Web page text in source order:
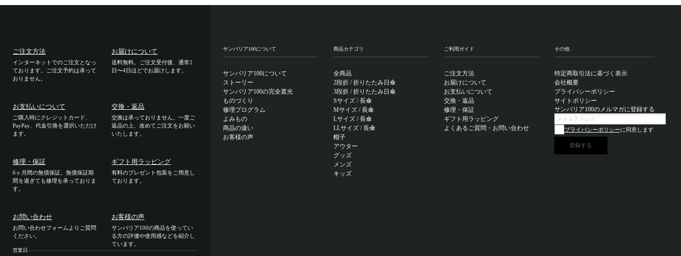
ご注文方法
インターネットでのご注文となっ
ております。ご注文予約は承って
おりません。
お届けについて
送料無料。ご注文受付後、通常2
日〜4日ほどでお届けします。
お支払いについて
ご購入時にクレジットカード、
PayPay、代金引換を選択いただけ
ます。
交換・返品
交換は承っておりません。一度ご
返品の上、改めてご注文をお願い
いたします。
修理・保証
6ヶ月間の無償保証。無償保証期
間を過ぎても修理を承っておりま
す。
ギフト用ラッピング
有料のプレゼント包装をご用意し
ております。
お問い合わせ
お問い合わせフォームよりご質問
ください。
お客様の声
サンバリア100の商品を使ってい
る方の評価や使用感などを紹介し
ています。
営業日
サンバリア100について
サンバリア100について
ストーリー
サンバリア100の完全遮光
ものづくり
修理プログラム
よみもの
商品の違い
お客様の声
商品カテゴリ
全商品
2段折 / 折りたたみ日傘
3段折 / 折りたたみ日傘
Sサイズ / 長傘
Mサイズ / 長傘
Lサイズ / 長傘
LLサイズ / 長傘
帽子
アウター
グッズ
メンズ
キッズ
ご利用ガイド
ご注文方法
お届けについて
お支払いについて
交換・返品
修理・保証
ギフト用ラッピング
よくあるご質問・お問い合わせ
その他
特定商取引法に基づく表示
会社概要
プライバシーポリシー
サイトポリシー
サンバリア100のメルマガに登録する
プライバシーポリシーに同意します
登録する